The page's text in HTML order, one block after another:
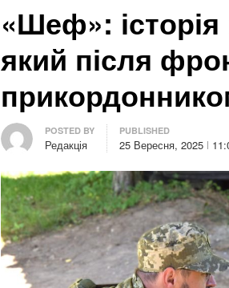
«Шеф»: історія
який після
Author
POSTED BY
Редакція
PUBLISHED
25 Вересня, 2025